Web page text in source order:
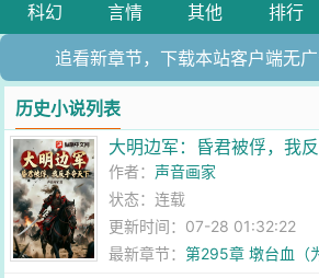
科幻
言情 其他 排行
追看新章节，下载本站客户端无
历史小说列表
大明边军：昏君被俘，我反
作者： 声音画家
状态：连载
更新时间：07-28 01:32:22
最新章节：第295章 墩台血（